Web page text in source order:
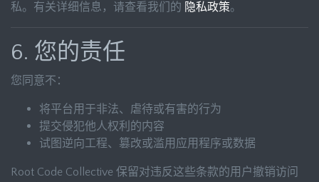
私。有关详细信息，请查看我们的 隐私政策。
6. 您的责任
您同意不：
将平台用于非法、虐待或有害的行为
提交侵犯他人权利的内容
试图逆向工程、篡改或滥用应用程序或数据
Root Code Collective 保留对违反这些条款的用户撤销访问